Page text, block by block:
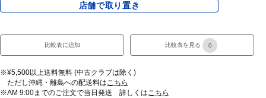
店舗で取り置き
比較表に追加 比較表を見る 0
※¥5,500以上送料無料 (中古クラブは除く)
ただし沖縄・離島への配送料はこちら
※AM 9:00までのご注文で当日発送 詳しくはこちら